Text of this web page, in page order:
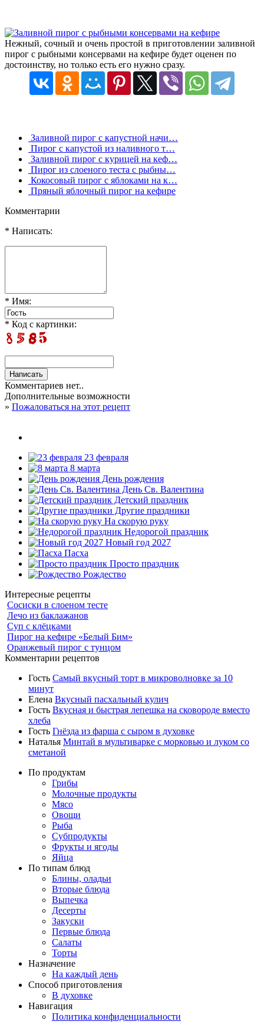
Нежный, сочный и очень простой в приготовлении заливной
пирог с рыбными консервами на кефире будет оценен по
достоинству, но только есть его нужно сразу.
Заливной пирог с капустной начи…
Пирог с капустой из наливного т…
Заливной пирог с курицей на кеф…
Пирог из слоеного теста с рыбны…
Кокосовый пирог с яблоками на к…
Пряный яблочный пирог на кефире
Комментарии
* Написать:
* Имя:
* Код с картинки:
Комментариев нет..
Дополнительные возможности
» Пожаловаться на этот рецепт
23 февраля
8 марта
День рождения
День Св. Валентина
Детский праздник
Другие праздники
На скорую руку
Недорогой праздник
Новый год 2027
Пасха
Просто праздник
Рождество
Интересные рецепты
Сосиски в слоеном тесте
Лечо из баклажанов
Суп с клёцками
Пирог на кефире «Белый Бим»
Оранжевый пирог с тунцом
Комментарии рецептов
Гость Самый вкусный торт в микроволновке за 10
минут
Елена Вкусный пасхальный кулич
Гость Вкусная и быстрая лепешка на сковороде вместо
хлеба
Гость Гнёзда из фарша с сыром в духовке
Наталья Минтай в мультиварке с морковью и луком со
сметаной
По продуктам
Грибы
Молочные продукты
Мясо
Овощи
Рыба
Субпродукты
Фрукты и ягоды
Яйца
По типам блюд
Блины, оладьи
Вторые блюда
Выпечка
Десерты
Закуски
Первые блюда
Салаты
Торты
Назначение
На каждый день
Способ приготовления
В духовке
Навигация
Политика конфиденциальности